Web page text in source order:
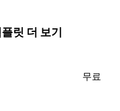
릿 더 보기
무료